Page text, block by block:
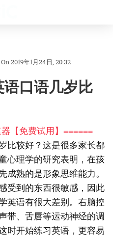
On 2019年1月24日, 20:32
口语几岁比
【免费试用】======
比较好？这是很多家长都
心理学的研究表明，在孩
成熟的是形象思维能力。
受到的东西很敏感，因此
英语有很大差别。右脑控
带、舌唇等运动神经的调
时开始练习英语，更容易